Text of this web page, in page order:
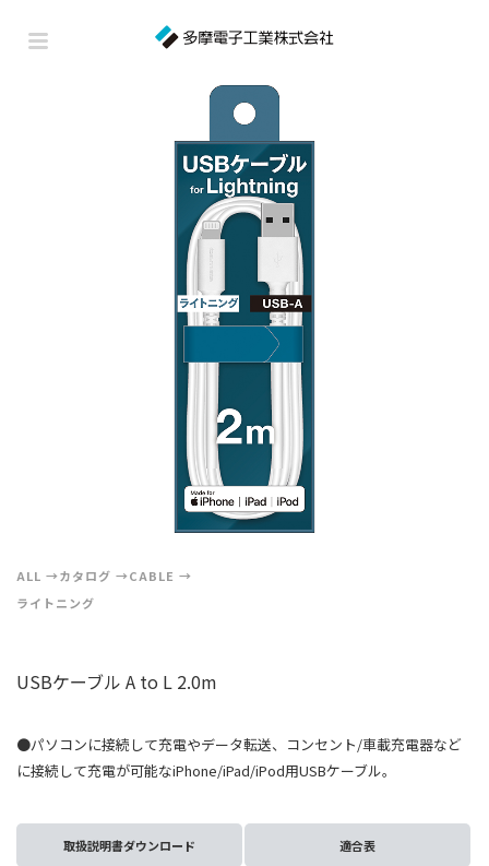
ALL カタログ
CABLE
ライトニング
USBケーブル A to L 2.0m
●パソコンに接続して充電やデータ転送、コンセント/車載充電器など
に接続して充電が可能なiPhone/iPad/iPod用USBケーブル。
取扱説明書ダウンロード 適合表